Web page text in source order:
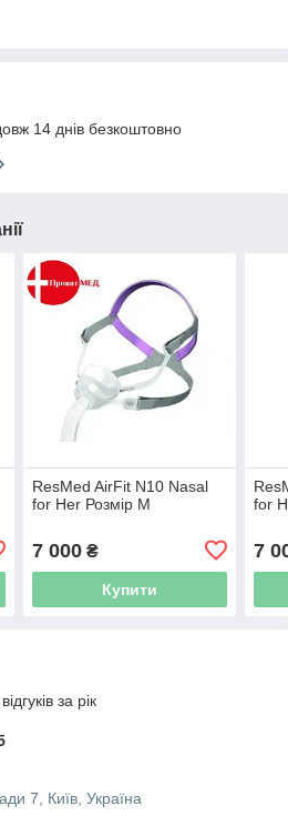
14 днів безкоштовно
ResMed AirFit N10 Nasal
for Her Розмір M
7 000₴
Купити
for
7
за рік
7, Київ, Україна